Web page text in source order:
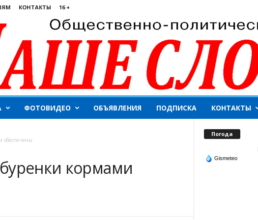
КОНТАКТЫ 16 +
ФОТОВИДЕО ОБЪЯВЛЕНИЯ ПОДПИСКА КОНТАКТЫ
обеспечены
кормами
Погода
Gismeteo